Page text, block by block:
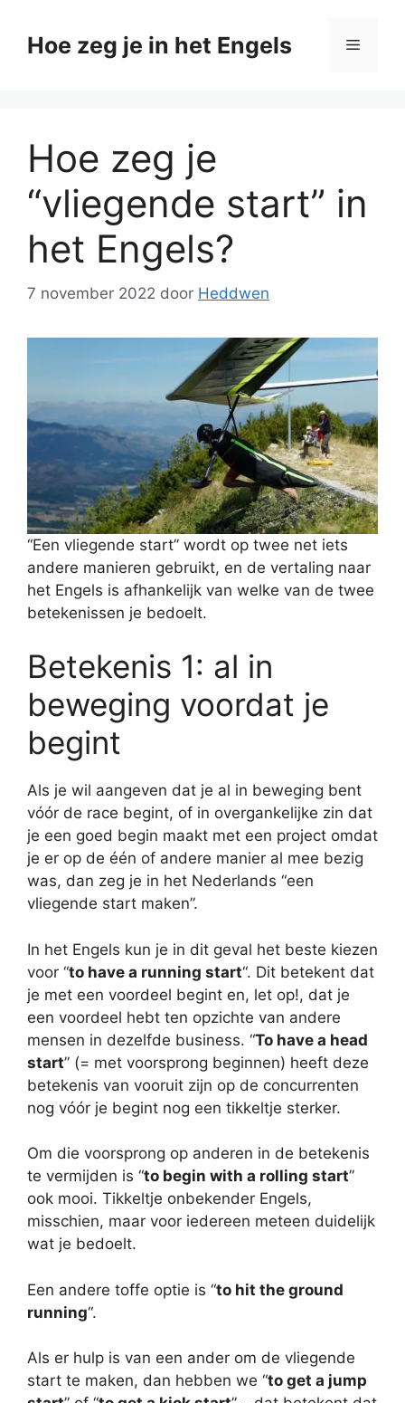
naarHoe zeg je in het Engels Menu
Hoe zeg je
“vliegende start” in
het Engels?
7 november 2022 door Heddwen
“Een vliegende start” wordt op twee net iets
andere manieren gebruikt, en de vertaling naar
het Engels is afhankelijk van welke van de twee
betekenissen je bedoelt.
Betekenis 1: al in
beweging voordat je
begint
Als je wil aangeven dat je al in beweging bent
vóór de race begint, of in overgankelijke zin dat
je een goed begin maakt met een project omdat
je er op de één of andere manier al mee bezig
was, dan zeg je in het Nederlands “een
vliegende start maken”.
In het Engels kun je in dit geval het beste kiezen
voor “to have a running start“. Dit betekent dat
je met een voordeel begint en, let op!, dat je
een voordeel hebt ten opzichte van andere
mensen in dezelfde business. “To have a head
start” (= met voorsprong beginnen) heeft deze
betekenis van vooruit zijn op de concurrenten
nog vóór je begint nog een tikkeltje sterker.
Om die voorsprong op anderen in de betekenis
te vermijden is “to begin with a rolling start”
ook mooi. Tikkeltje onbekender Engels,
misschien, maar voor iedereen meteen duidelijk
wat je bedoelt.
Een andere toffe optie is “to hit the ground
running“.
Als er hulp is van een ander om de vliegende
start te maken, dan hebben we “to get a jump